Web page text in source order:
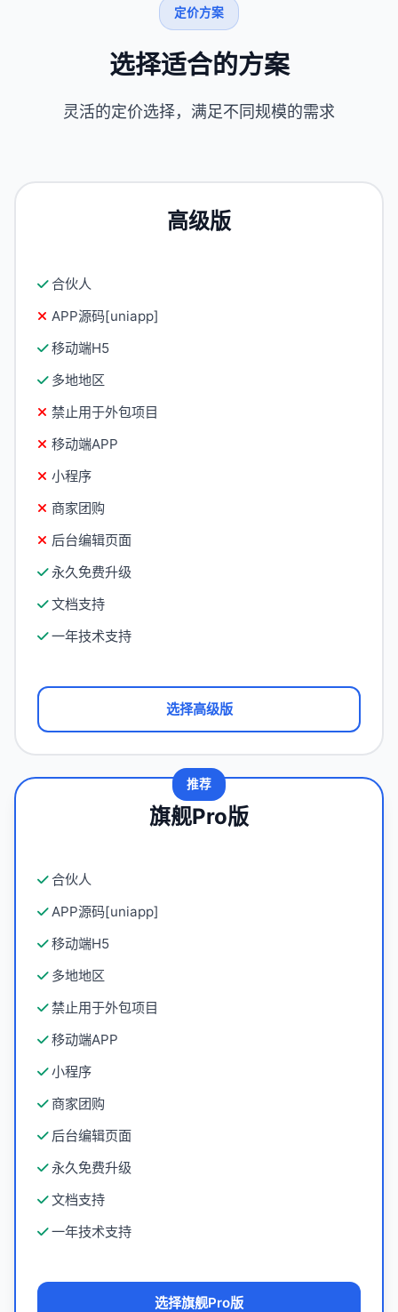
定价方案
选择适合的方案
灵活的定价选择，满足不同规模的需求
高级版
合伙人
APP源码[uniapp]
移动端H5
多地地区
禁止用于外包项目
移动端APP
小程序
商家团购
后台编辑页面
永久免费升级
文档支持
一年技术支持
选择高级版
推荐
旗舰Pro版
合伙人
APP源码[uniapp]
移动端H5
多地地区
禁止用于外包项目
移动端APP
小程序
商家团购
后台编辑页面
永久免费升级
文档支持
一年技术支持
选择旗舰Pro版